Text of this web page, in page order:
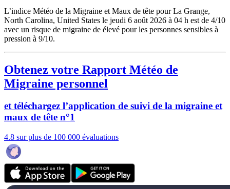
L’indice Météo de la Migraine et Maux de tête pour La Grange,
North Carolina, United States le jeudi 6 août 2026 à 04 h est de 4/10
avec un risque de migraine de élevé pour les personnes sensibles à
pression à 9/10.
Obtenez votre Rapport Météo de
Migraine personnel
et téléchargez l’application de suivi de la migraine et
maux de tête n°1
4.8 sur plus de 100 000 évaluations